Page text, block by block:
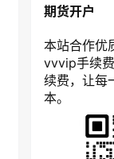
期货开户
本站合作优
vvvip手续
续费，让每
本。